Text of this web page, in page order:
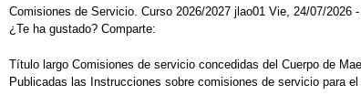
Comisiones de Servicio. Curso 2026/2027 jlao01 Vie, 24/07/2026
¿Te ha gustado? Comparte:
Título largo Comisiones de servicio concedidas del Cuerpo de
Publicadas las Instrucciones sobre comisiones de servicio para